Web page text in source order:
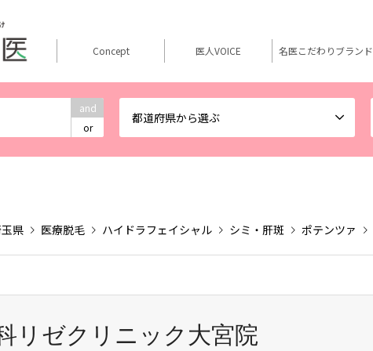
and
or
都道府県から選ぶ
Concept 医人VOICE 名医こだわりブランド
県 医療脱毛 ハイドラフェイシャル シミ・肝斑 ポテンツァ
リゼクリニック大宮院